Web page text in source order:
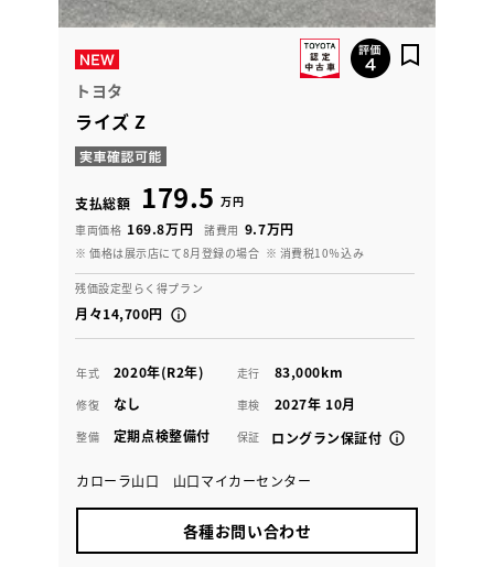
トヨタ
ライズ Z
支払総額 179.5 万円
車両価格 169.8万円 諸費用 9.7万円
※ 価格は展示店にて8月登録の場合 ※ 消費税10％込み
残価設定型らく得プラン
月々14,700円
年式 2020年(R2年) 走行 83,000km
修復 なし 車検 2027年 10月
整備 定期点検整備付 保証 ロングラン保証付
カローラ山口 山口マイカーセンター
各種お問い合わせ